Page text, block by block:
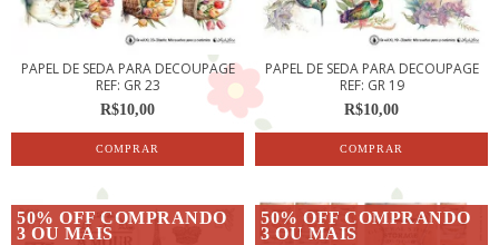
PAPEL DE SEDA PARA DECOUPAGE
REF: GR 23
R$10,00
PAPEL DE SEDA PARA DECOUPAGE
REF: GR 19
R$10,00
50% OFF COMPRANDO
3 OU MAIS
50% OFF COMPRANDO
3 OU MAIS